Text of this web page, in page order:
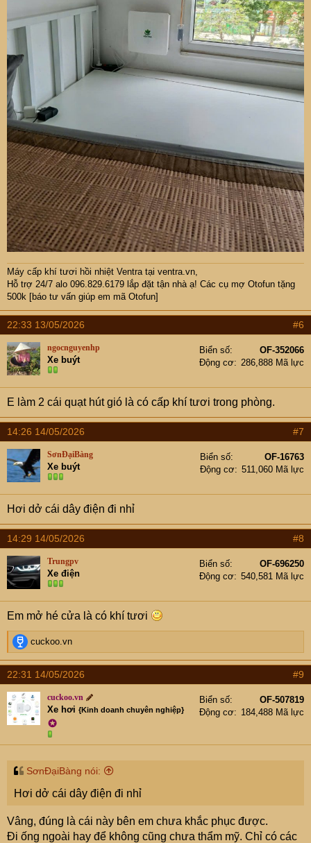
Máy cấp khí tươi hồi nhiệt Ventra tại ventra.vn,
Hỗ trợ 24/7 alo 096.829.6179 lắp đặt tận nhà ạ! Các cụ mợ Otofun tặng
500k [báo tư vấn giúp em mã Otofun]
22:33 13/05/2026 #6
ngocnguyenhp
Xe buýt
Biển số
OF-352066
Động cơ
286,888 Mã lực
E làm 2 cái quạt hút gió là có cấp khí tươi trong phòng.
14:26 14/05/2026 #7
SơnĐạiBàng
Xe buýt
Biển số
OF-16763
Động cơ
511,060 Mã lực
Hơi dở cái dây điện đi nhỉ
14:29 14/05/2026 #8
Trungpv
Xe điện
Biển số
OF-696250
Động cơ
540,581 Mã lực
Em mở hé cửa là có khí tươi
R
e
a
c
t
i
o
n
cuckoo.vn
22:31 14/05/2026 #9
cuckoo.vn
Xe hơi {Kinh doanh chuyên nghiệp}
✪
Biển số
OF-507819
Động cơ
184,488 Mã lực
SơnĐạiBàng nói:
Hơi dở cái dây điện đi nhỉ
Vâng, đúng là cái này bên em chưa khắc phục được.
Đi ống ngoài hay để không cũng chưa thẩm mỹ. Chỉ có các